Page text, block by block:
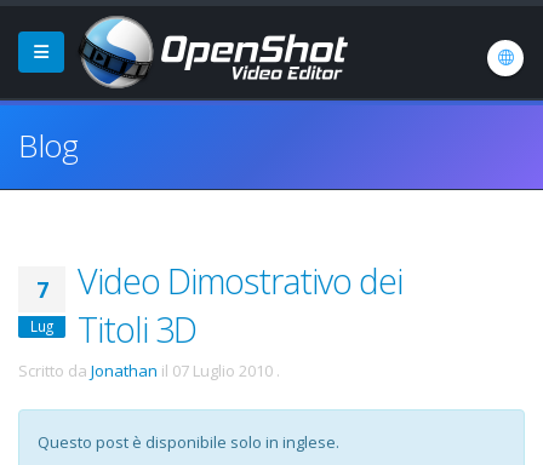
Blog
7
Lug
Video Dimostrativo dei
Titoli 3D
Scritto da Jonathan il 07 Luglio 2010 .
Questo post è disponibile solo in inglese.